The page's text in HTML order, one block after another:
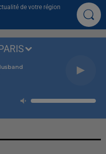
de votre région
PARIS